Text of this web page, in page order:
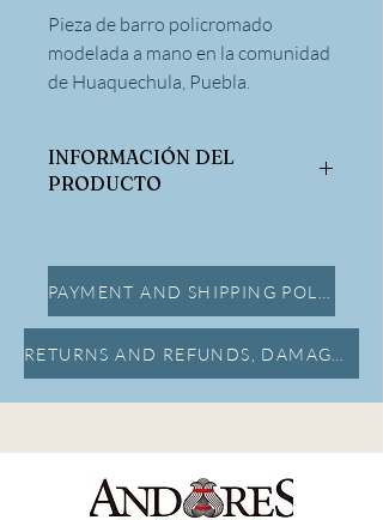
Pieza de barro policromado
modelada a mano en la comunidad
de Huaquechula, Puebla.
INFORMACIÓN DEL
PRODUCTO